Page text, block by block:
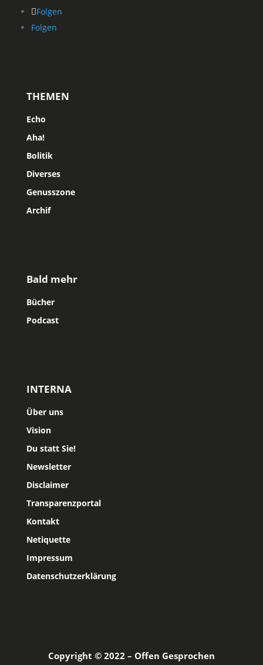
Folgen
Folgen
THEMEN
Echo
Aha!
Bolitik
Diverses
Genusszone
Archif
Bald mehr
Bücher
Podcast
INTERNA
Über uns
Vision
Du statt Sie!
Newsletter
Disclaimer
Transparenzportal
Kontakt
Netiquette
Impressum
Datenschutzerklärung
Copyright © 2022 – Offen Gesprochen